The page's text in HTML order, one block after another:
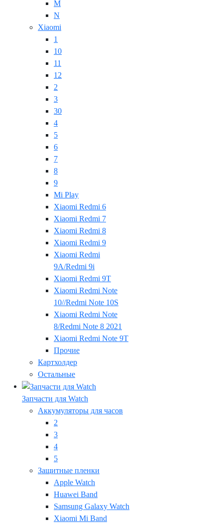
M
N
Xiaomi
1
10
11
12
2
3
30
4
5
6
7
8
9
Mi Play
Xiaomi Redmi 6
Xiaomi Redmi 7
Xiaomi Redmi 8
Xiaomi Redmi 9
Xiaomi Redmi
9A/Redmi 9i
Xiaomi Redmi 9T
Xiaomi Redmi Note
10//Redmi Note 10S
Xiaomi Redmi Note
8/Redmi Note 8 2021
Xiaomi Redmi Note 9T
Прочие
Картхолдер
Остальные
Запчасти для Watch
Аккумуляторы для часов
2
3
4
5
Защитные пленки
Apple Watch
Huawei Band
Samsung Galaxy Watch
Xiaomi Mi Band